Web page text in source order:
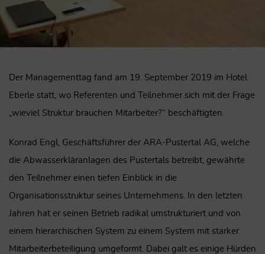
Der Managementtag fand am 19. September 2019 im Hotel
Eberle statt, wo Referenten und Teilnehmer sich mit der Frage
„wieviel Struktur brauchen Mitarbeiter?“ beschäftigten.
Konrad Engl, Geschäftsführer der ARA-Pustertal AG, welche
die Abwasserkläranlagen des Pustertals betreibt, gewährte
den Teilnehmer einen tiefen Einblick in die
Organisationsstruktur seines Unternehmens. In den letzten
Jahren hat er seinen Betrieb radikal umstrukturiert und von
einem hierarchischen System zu einem System mit starker
Mitarbeiterbeteiligung umgeformt. Dabei galt es einige Hürden